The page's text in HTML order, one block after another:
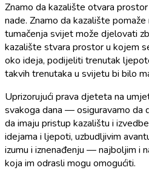
Znamo da kazalište otvara
nade. Znamo da kazalište
tumačenja svijet može djelovati
kazalište stvara prostor u kojem
oko ideja, podijeliti trenutak
takvih trenutaka u svijetu bi bilo
Uprizorujući prava djeteta na
svakoga dana — osiguravamo da
da imaju pristup kazalištu i
idejama i ljepoti, uzbudljivim
izumu i iznenađenju — najboljim i
koja im odrasli mogu omogućiti.